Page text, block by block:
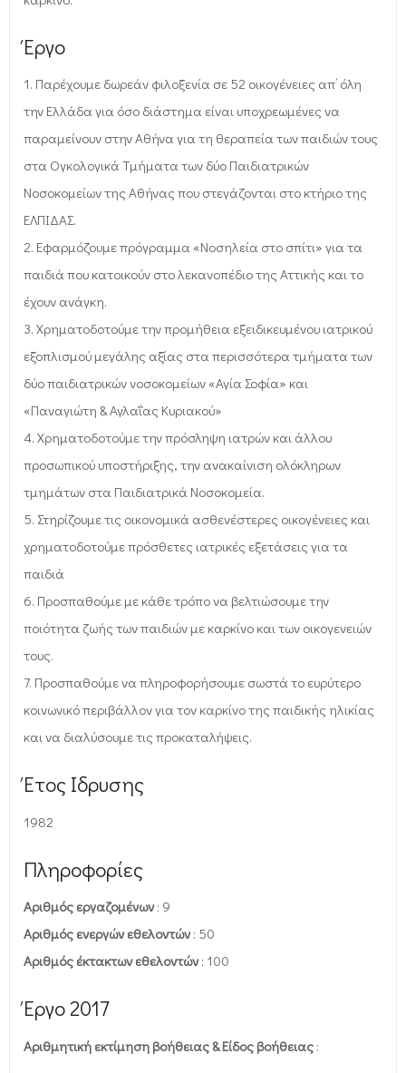
Έργο
1. Παρέχουμε δωρεάν φιλοξενία σε 52 οικογένειες απ’ όλη
την Ελλάδα για όσο διάστημα είναι υποχρεωμένες να
παραμείνουν στην Αθήνα για τη θεραπεία των παιδιών τους
στα Ογκολογικά Τμήματα των δύο Παιδιατρικών
Νοσοκομείων της Αθήνας που στεγάζονται στο κτήριο της
ΕΛΠΙΔΑΣ.
2. Εφαρμόζουμε πρόγραμμα «Νοσηλεία στο σπίτι» για τα
παιδιά που κατοικούν στο λεκανοπέδιο της Αττικής και το
έχουν ανάγκη.
3. Χρηματοδοτούμε την προμήθεια εξειδικευμένου ιατρικού
εξοπλισμού μεγάλης αξίας στα περισσότερα τμήματα των
δύο παιδιατρικών νοσοκομείων «Αγία Σοφία» και
«Παναγιώτη & Αγλαΐας Κυριακού»
4. Χρηματοδοτούμε την πρόσληψη ιατρών και άλλου
προσωπικού υποστήριξης, την ανακαίνιση ολόκληρων
τμημάτων στα Παιδιατρικά Νοσοκομεία.
5. Στηρίζουμε τις οικονομικά ασθενέστερες οικογένειες και
χρηματοδοτούμε πρόσθετες ιατρικές εξετάσεις για τα
παιδιά
6. Προσπαθούμε με κάθε τρόπο να βελτιώσουμε την
ποιότητα ζωής των παιδιών με καρκίνο και των οικογενειών
τους.
7. Προσπαθούμε να πληροφορήσουμε σωστά το ευρύτερο
κοινωνικό περιβάλλον για τον καρκίνο της παιδικής ηλικίας
και να διαλύσουμε τις προκαταλήψεις.
Έτος Ιδρυσης
1982
Πληροφορίες
Αριθμός εργαζομένων: 9
Αριθμός ενεργών εθελοντών: 50
Αριθμός έκτακτων εθελοντών: 100
Έργο 2017
Αριθμητική εκτίμηση βοήθειας & Είδος βοήθειας :